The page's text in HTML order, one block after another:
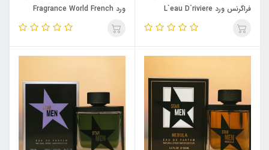
فراگرنس ورد L`eau D`riviere
Edition D`bleu حجم ١٠٠ میل
ورد Fragrance World French
Portrait حجم ١٠٠ میل